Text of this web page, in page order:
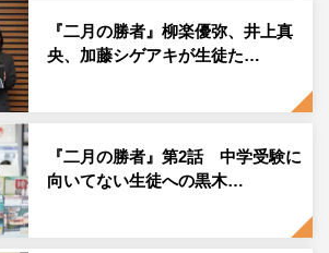
までかかってしまいみんなで祝うこと
ない”という逆サプライズとなってい
大拍手の中、柳楽と井上から「おめで
とプレゼントを贈呈。大勢のキャスト
田は「やった～やった～!!」とバース
て踊るなどちゃめっけたっぷりに
撮影でバタバタしていたとはいえ、皆
『二月の勝者』柳楽優弥、井上真
央、加藤シゲアキが生徒た…
『二月の勝者』第2話 中学受験に
向いてない生徒への黒木…